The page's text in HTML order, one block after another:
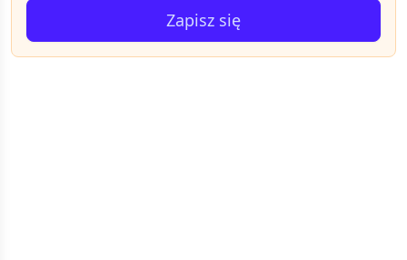
Zapisz się